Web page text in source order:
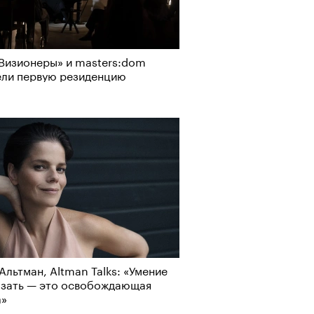
и masters:dom
первую резиденцию
Altman Talks: «Умение
— это освобождающая
Реклама на РБКrbc.group
ТАКЖЕ